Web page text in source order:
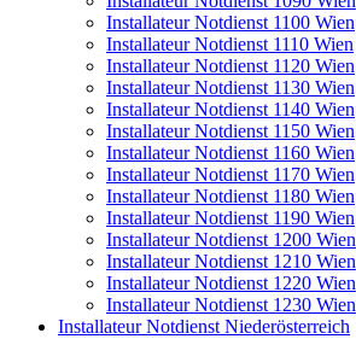
Installateur Notdienst 1100 Wien
Installateur Notdienst 1110 Wien
Installateur Notdienst 1120 Wien
Installateur Notdienst 1130 Wien
Installateur Notdienst 1140 Wien
Installateur Notdienst 1150 Wien
Installateur Notdienst 1160 Wien
Installateur Notdienst 1170 Wien
Installateur Notdienst 1180 Wien
Installateur Notdienst 1190 Wien
Installateur Notdienst 1200 Wien
Installateur Notdienst 1210 Wien
Installateur Notdienst 1220 Wien
Installateur Notdienst 1230 Wien
Installateur Notdienst Niederösterreich